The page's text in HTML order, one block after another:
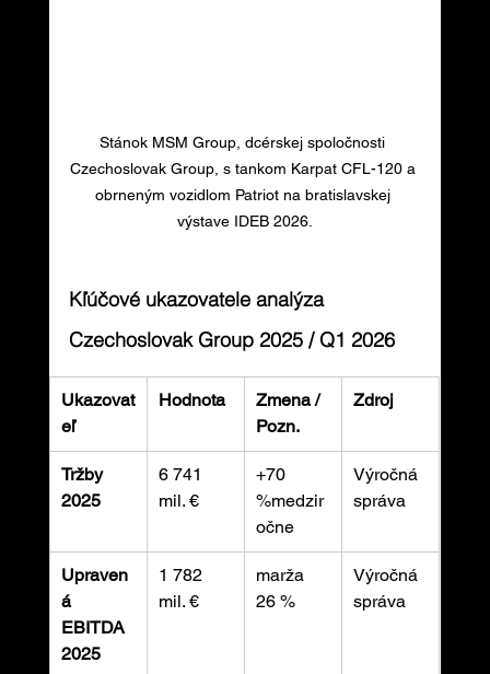
Stánok MSM Group, dcérskej spoločnosti
Czechoslovak Group, s tankom Karpat CFL-120 a
obrneným vozidlom Patriot na bratislavskej
výstave IDEB 2026.
Kľúčové ukazovatele analýza
Czechoslovak Group 2025 / Q1 2026
Ukazovat
eľ
Hodnota
Zmena /
Pozn.
Zdroj
Tržby
2025
6 741
mil. €
+70
%medzir
očne
Výročná
správa
Upraven
á
EBITDA
2025
1 782
mil. €
marža
26 %
Výročná
správa